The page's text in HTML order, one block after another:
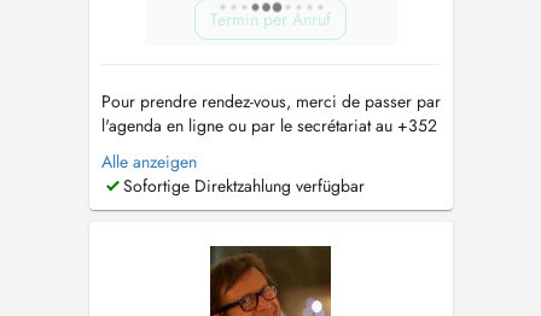
Termin per Anruf
Pour prendre rendez-vous, merci de passer par
l'agenda en ligne ou par le secrétariat au +352
26 59 89 21. Le secrétariat est joignable de 8h
à 12h du lundi au vendredi. Pour les
renouvellements d'ordonnance ou demande de
suivant : sec.medical....
Alle anzeigen
Sofortige Direktzahlung verfügbar